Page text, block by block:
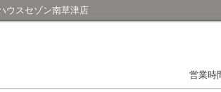
ウスセゾン南草津店
営業時